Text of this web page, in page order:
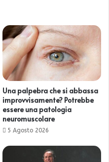
Una palpebra che si abbassa
improvvisamente? Potrebbe
essere una patologia
neuromuscolare
5 Agosto 2026